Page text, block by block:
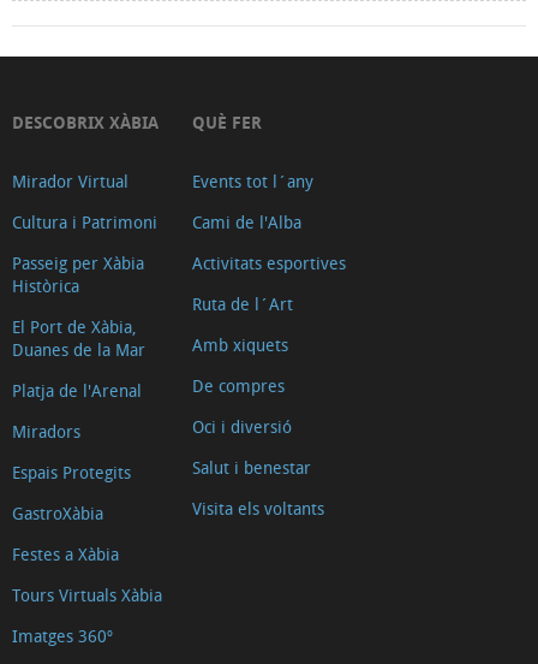
DESCOBRIX XÀBIA
Mirador Virtual
Cultura i Patrimoni
Passeig per Xàbia
Històrica
El Port de Xàbia,
Duanes de la Mar
Platja de l'Arenal
Miradors
Espais Protegits
GastroXàbia
Festes a Xàbia
Tours Virtuals Xàbia
Imatges 360º
QUÈ FER
Events tot l´any
Cami de l'Alba
Activitats esportives
Ruta de l´Art
Amb xiquets
De compres
Oci i diversió
Salut i benestar
Visita els voltants